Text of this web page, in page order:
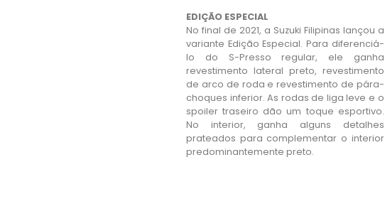
EDIÇÃO ESPECIAL
No final de 2021, a Suzuki Filipinas lançou a
variante Edição Especial. Para diferenciá-
lo do S-Presso regular, ele ganha
revestimento lateral preto, revestimento
de arco de roda e revestimento de pára-
choques inferior. As rodas de liga leve e o
spoiler traseiro dão um toque esportivo.
No interior, ganha alguns detalhes
prateados para complementar o interior
predominantemente preto.